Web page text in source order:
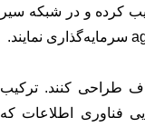
کرده و در شبکه سیر
طراحی کنند. ترکیب
فناوری اطلاعات که